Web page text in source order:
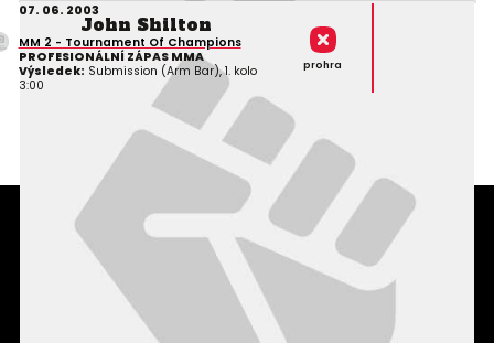
07. 06. 2003
John Shilton
MM 2 - Tournament Of Champions
PROFESIONÁLNÍ ZÁPAS MMA
Výsledek: Submission (Arm Bar), 1. kolo
3:00
prohra
Podmínky užití webového rozhraní
Souhlas s používáním osobních údajů
Statistiky
Kontakty